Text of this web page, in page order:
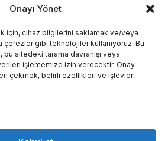
Onayı Yönet
için, cihaz bilgilerini saklamak ve/veya
çerezler gibi teknolojiler kullanıyoruz. Bu
sitedeki tarama davranışı veya
işlememize izin verecektir. Onay
çekmek, belirli özellikleri ve işlevleri